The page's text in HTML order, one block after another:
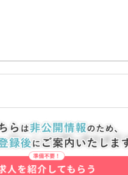
詳しくはお問い合わせ下